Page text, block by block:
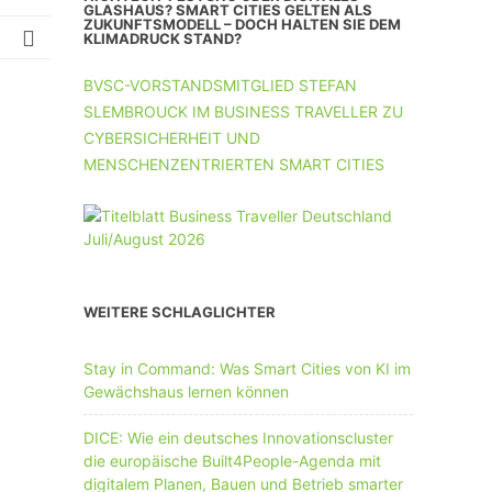
UNTERNEHMEN MIT 11-50 MA
GLASHAUS? SMART CITIES GELTEN ALS
ZUKUNFTSMODELL – DOCH HALTEN SIE DEM
KLIMADRUCK STAND?
BVSC-VORSTANDSMITGLIED STEFAN
SLEMBROUCK IM BUSINESS TRAVELLER ZU
CYBERSICHERHEIT UND
MENSCHENZENTRIERTEN SMART CITIES
WEITERE SCHLAGLICHTER
Stay in Command: Was Smart Cities von KI im
Gewächshaus lernen können
DICE: Wie ein deutsches Innovationscluster
die europäische Built4People-Agenda mit
digitalem Planen, Bauen und Betrieb smarter